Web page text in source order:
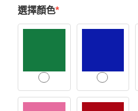
選擇顏色